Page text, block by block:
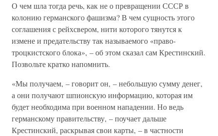
О чем шла тогда речь, как не о превращении СССР в
колонию германского фашизма? В чем сущность этого
соглашения с рейхсвером, нити которого тянутся к
измене и предательству так называемого «право-
троцкистского блока», – об этом сказал сам Крестинский.
Позвольте кратко напомнить.
«Мы получаем, – говорит он, – небольшую сумму денег,
а они получают шпионскую информацию, которая им
будет необходима при военном нападении. Но ведь
германскому правительству, – поучает дальше
Крестинский, раскрывая свои карты, – в частности